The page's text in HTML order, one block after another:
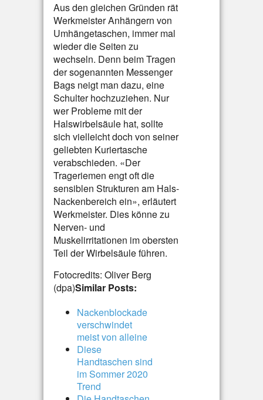
Aus den gleichen Gründen rät
Werkmeister Anhängern von
Umhängetaschen, immer mal
wieder die Seiten zu
wechseln. Denn beim Tragen
der sogenannten Messenger
Bags neigt man dazu, eine
Schulter hochzuziehen. Nur
wer Probleme mit der
Halswirbelsäule hat, sollte
sich vielleicht doch von seiner
geliebten Kuriertasche
verabschieden. «Der
Trageriemen engt oft die
sensiblen Strukturen am Hals-
Nackenbereich ein», erläutert
Werkmeister. Dies könne zu
Nerven- und
Muskelirritationen im obersten
Teil der Wirbelsäule führen.
Fotocredits: Oliver Berg
(dpa)Similar Posts:
Nackenblockade
verschwindet
meist von alleine
Diese
Handtaschen sind
im Sommer 2020
Trend